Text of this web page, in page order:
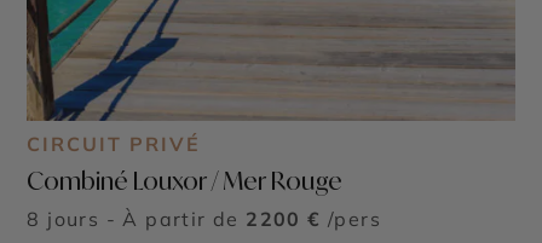
CIRCUIT PRIVÉ
Combiné Louxor / Mer Rouge
8 jours - À partir de 2200 € /pers